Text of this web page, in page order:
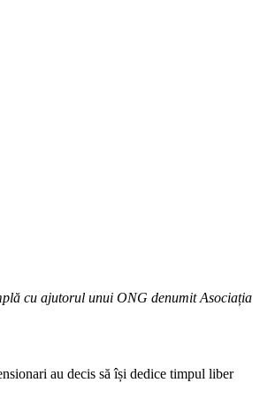
cu ajutorul unui ONG denumit Asociația
au decis să își dedice timpul liber